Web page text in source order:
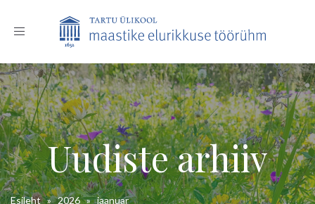
Toggle
Uudiste arhiiv
Esileht»2026»jaanuar